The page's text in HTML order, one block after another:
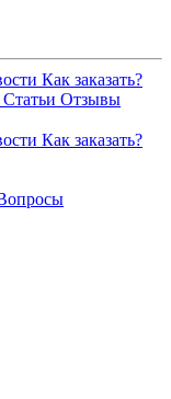
Как заказать?
Статьи Отзывы
Как заказать?